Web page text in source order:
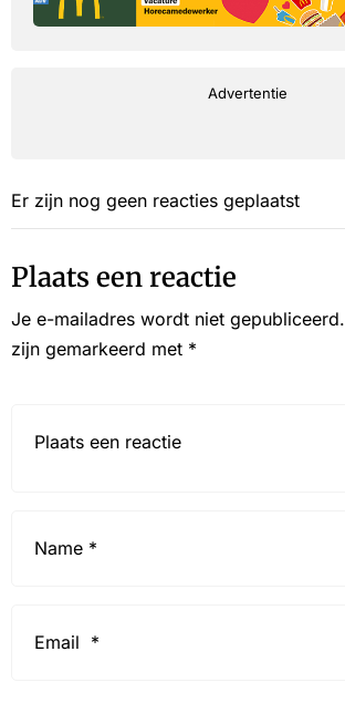
Advertentie
Er zijn nog geen reacties geplaatst
Plaats een reactie
Je e-mailadres wordt niet gepubliceerd.
zijn gemarkeerd met *